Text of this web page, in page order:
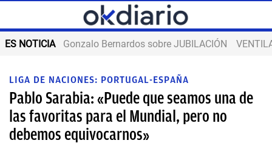
ES NOTICIA Gonzalo Bernardos sobre JUBILACIÓN
LIGA DE NACIONES: PORTUGAL-ESPAÑA
Pablo Sarabia: «Puede que seamos una de
las favoritas para el Mundial, pero no
debemos equivocarnos»